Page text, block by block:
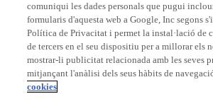
Membre de
Acreditacions
comuniqui les dades personals que pugui
formularis d'aquesta web a Google, Inc segons
Política de Privacitat i permet la instal·lació de
de tercers en el seu dispositiu per a millorar els
mostrar-li publicitat relacionada amb les seves
mitjançant l'anàlisi dels seus hàbits de
cookies